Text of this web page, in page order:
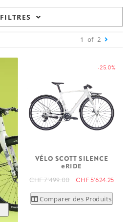
FILTRES
1 of 2
-25.0%
VÉLO SCOTT SILENCE
eRIDE
CHF 7’499.00 CHF 5’624.25
Comparer des Produits